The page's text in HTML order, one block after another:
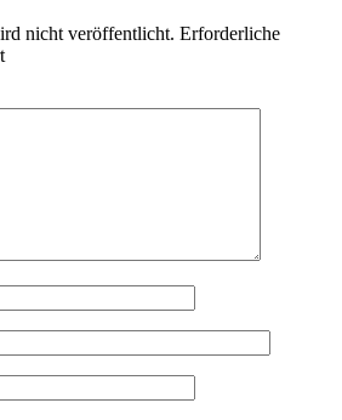
nicht veröffentlicht. Erforderliche